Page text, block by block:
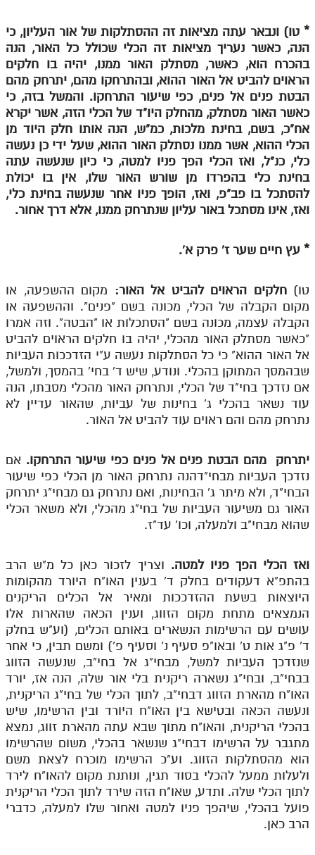
אתר הבית
לאתר ספר הרב
* טו) ונבאר עתה מציאות זה ההסתלקות של אור העליון, כי
הנה, כאשר נעריך מציאות זה הכלי שכולל כל האור, הנה
בהכרח הוא, כאשר, מסתלק האור ממנו, יהיה בו חלקים
הראוים להביט אל האור ההוא, ובהתרחקו מהם, יתרחק מהם
הבטת פנים אל פנים, כפי שיעור התרחקו. והמשל בזה, כי
כאשר האור מסתלק, מהחלק היו"ד של הכלי הזה, אשר יקרא
אח"כ, בשם, בחינת מלכות, כמ"ש, הנה אותו חלק היוד מן
הכלי ההוא, אשר ממנו נסתלק האור ההוא, שעל ידי כן נעשה
כלי, כנ"ל, ואז הכלי הפך פניו למטה, כי כיון שנעשה עתה
בחינת כלי בהפרדו מן שורש האור שלו, אין בו יכולת
להסתכל בו פב"פ, ואז, הופך פניו אחר שנעשה בחינת כלי,
ואז, אינו מסתכל באור עליון שנתרחק ממנו, אלא דרך אחור.
* עץ חיים שער ז' פרק א'.
טו)חלקים הראוים להביט אל האור: מקום ההשפעה, או
מקום הקבלה של הכלי, מכונה בשם "פנים". וההשפעה או
הקבלה עצמה, מכונה בשם "הסתכלות או "הבטה". וזה אמרו
"כאשר מסתלק האור מהכלי, יהיה בו חלקים הראוים להביט
אל האור ההוא" כי כל הסתלקות נעשה ע"י הזדככות העביות
שבהמסך המתוקן בהכלי. ונודע, שיש ד' בחי' בהמסך, ולמשל,
אם נזדכך בחי"ד של הכלי, ונתרחק האור מהכלי מסבתו, הנה
עוד נשאר בהכלי ג' בחינות של עביות, שהאור עדיין לא
נתרחק מהם והם ראוים עוד להביט אל האור.
יתרחק מהם הבטת פנים אל פנים כפי שיעור התרחקו. אם
נזדכך העביות מבחי"דהנה נתרחק האור מן הכלי כפי שיעור
הבחי"ד, ולא מיתר ג' הבחינות, ואם נתרחק גם מבחי"ג יתרחק
האור גם משיעור העביות של בחי"ג מהכלי, ולא משאר הכלי
שהוא מבחי"ב ולמעלה, וכו' עד"ז.
ואז הכלי הפך פניו למטה. וצריך לזכור כאן כל מ"ש הרב
בהתפ"א דעקודים בחלק ד' בענין האו"ח היורד מהקומות
היוצאות בשעת ההזדככות ומאיר אל הכלים הריקנים
הנמצאים מתחת מקום הזווג, וענין הכאה שהארות אלו
עושים עם הרשימות הנשארים באותם הכלים, (וע"ש בחלק
ד' פ"ג אות ט' ובאו"פ סעיף נ' וסעיף פ') ומשם תבין, כי אחר
שנזדכך העביות למשל, מבחי"ג אל בחי"ב, שנעשה הזווג
בבחי"ב, ובחי"ג נשארה ריקנית בלי אור שלה, הנה אז, יורד
האו"ח מהארת הזווג דבחי"ב, לתוך הכלי של בחי"ג הריקנית,
ונעשה הכאה ובטישא בין האו"ח היורד ובין הרשימו, שיש
בהכלי הריקנית, והאו"ח מתוך שבא עתה מהארת זווג, נמצא
מתגבר על הרשימו דבחי"ג שנשאר בהכלי, משום שהרשימו
הוא מהסתלקות הזווג. וע"כ הרשימו מוכרח לצאת משם
ולעלות ממעל להכלי בסוד תגין, ונותנת מקום להאו"ח לירד
לתוך הכלי שלה. ותדע, שאו"ח הזה שירד לתוך הכלי הריקנית
פועל בהכלי, שיהפך פניו למטה ואחור שלו למעלה, כדברי
הרב כאן.